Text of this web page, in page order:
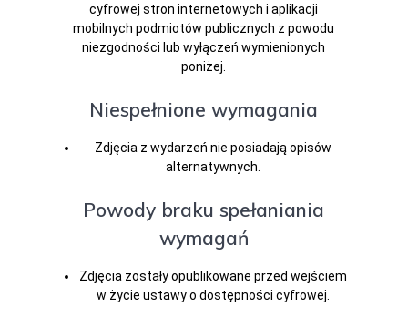
cyfrowej stron internetowych i aplikacji
mobilnych podmiotów publicznych z powodu
niezgodności lub wyłączeń wymienionych
poniżej.
Niespełnione wymagania
Zdjęcia z wydarzeń nie posiadają opisów
alternatywnych.
Powody braku spełaniania
wymagań
Zdjęcia zostały opublikowane przed wejściem
w życie ustawy o dostępności cyfrowej.